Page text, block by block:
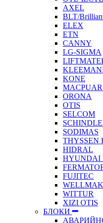
AXEL
BLT/
ELEX
ETN
CANNY
LG-SIGMA
KONE
ORONA
OTIS
SELCOM
SODIMAS
THYSSEN
HIDRAL
HYUNDAI
FUJITEC
WITTUR
XIZI OTIS
БЛОКИ